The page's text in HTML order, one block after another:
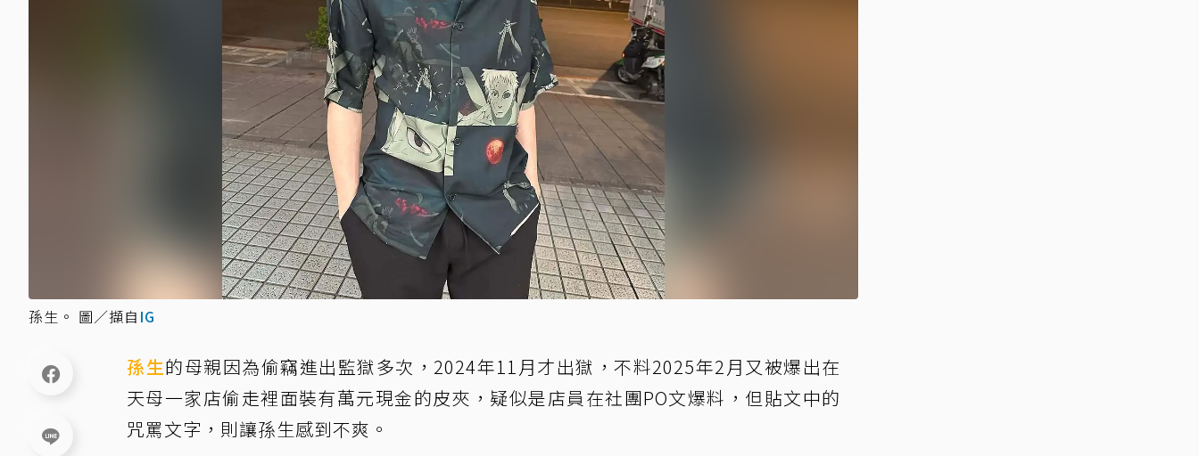
孫生。 圖／擷自 IG
孫生的母親因為偷竊進出監獄多次，2024年11月才出獄，不料2025年2月又被爆出在
天母一家店偷走裡面裝有萬元現金的皮夾，疑似是店員在社團PO文爆料，但貼文中的
咒罵文字，則讓孫生感到不爽。